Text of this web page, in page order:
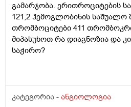
ტერფებიდან
დილით,ფეხებში ისეთი
შეგრძნებით ვიღვიძებ,
დავრბოდი.შესიება არ მქონია
კვლევა შეიძლება ჩავიტარო და
გამარჯობა. ერითროციტების
121,2 ჰემოგლობინის საშუალო
თრომბოციტები 411
მიპასუხოთ რა დიაგნოზია და
საჭირო?
კატეგორია - ანგიოლოგია